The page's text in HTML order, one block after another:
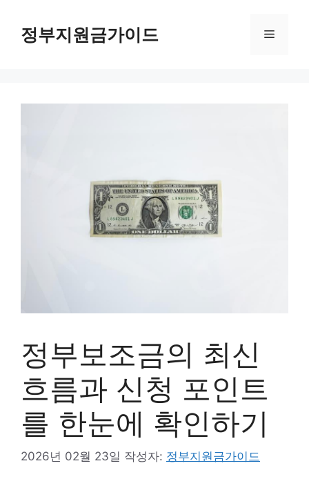
정부지원금가이드 메
정부보조금의 최신
흐름과 신청 포인트
를 한눈에 확인하기
2026년 02월 23일 작성자: 정부지원금가이드